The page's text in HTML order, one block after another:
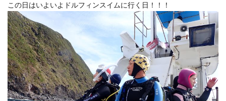
この日はいよいよドルフィンスイムに行く日！！！